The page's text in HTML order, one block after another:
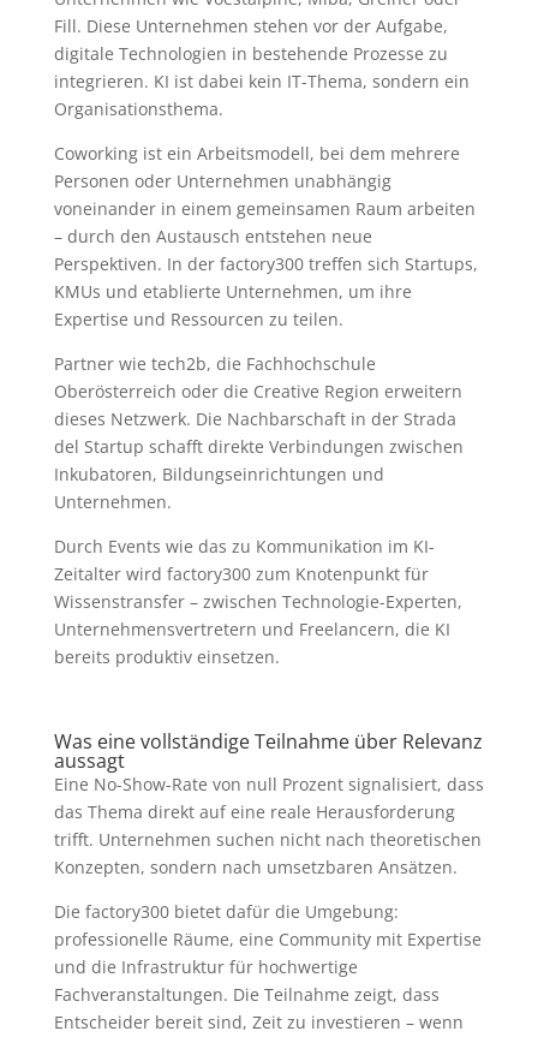
Fill. Diese Unternehmen stehen vor der Aufgabe,
digitale Technologien in bestehende Prozesse zu
integrieren. KI ist dabei kein IT-Thema, sondern ein
Organisationsthema.
Coworking ist ein Arbeitsmodell, bei dem mehrere
Personen oder Unternehmen unabhängig
voneinander in einem gemeinsamen Raum arbeiten
– durch den Austausch entstehen neue
Perspektiven. In der factory300 treffen sich Startups,
KMUs und etablierte Unternehmen, um ihre
Expertise und Ressourcen zu teilen.
Partner wie tech2b, die Fachhochschule
Oberösterreich oder die Creative Region erweitern
dieses Netzwerk. Die Nachbarschaft in der Strada
del Startup schafft direkte Verbindungen zwischen
Inkubatoren, Bildungseinrichtungen und
Unternehmen.
Durch Events wie das zu Kommunikation im KI-
Zeitalter wird factory300 zum Knotenpunkt für
Wissenstransfer – zwischen Technologie-Experten,
Unternehmensvertretern und Freelancern, die KI
bereits produktiv einsetzen.
Was eine vollständige Teilnahme über Relevanz
aussagt
Eine No-Show-Rate von null Prozent signalisiert, dass
das Thema direkt auf eine reale Herausforderung
trifft. Unternehmen suchen nicht nach theoretischen
Konzepten, sondern nach umsetzbaren Ansätzen.
Die factory300 bietet dafür die Umgebung:
professionelle Räume, eine Community mit Expertise
und die Infrastruktur für hochwertige
Fachveranstaltungen. Die Teilnahme zeigt, dass
Entscheider bereit sind, Zeit zu investieren – wenn